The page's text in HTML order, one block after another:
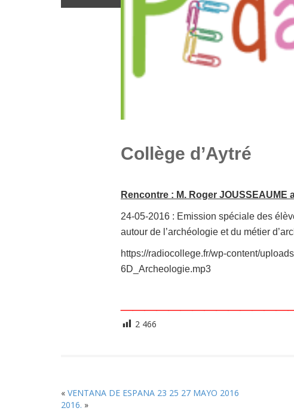
Collège d’Aytré
Rencontre : M. Roger JOUSSEAUME
24-05-2016 : Emission spéciale des
autour de l’archéologie et du métier
https://radiocollege.fr/wp-content/
6D_Archeologie.mp3
2 466
« VENTANA DE ESPANA 23 25 27 MAYO 2016
2016. »